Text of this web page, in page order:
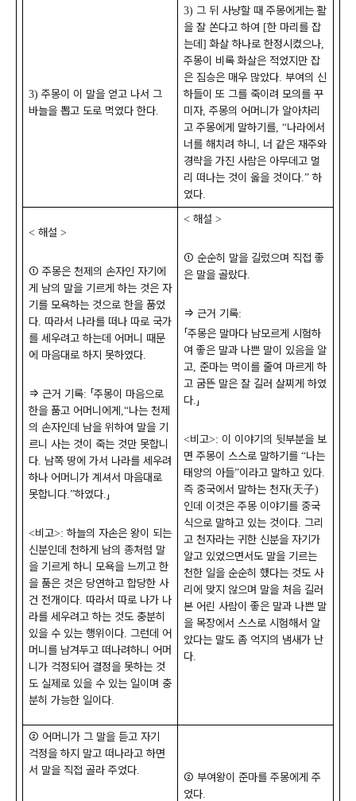
3) 주몽이 이 말을 얻고 나서 그
바늘을 뽑고 도로 먹였다 한다.
3) 그 뒤 사냥할 때 주몽에게는 활
을 잘 쏜다고 하여 [한 마리를 잡
는데 ]화살 하나로 한정시켰으나,
주몽이 비록 화살은 적었지만 잡
은 짐승은 매우 많았다. 부여의 신
하들이 또 그를 죽이려 모의를 꾸
미자, 주몽의 어머니가 알아차리
고 주몽에게 말하기를, “나라에서
너를 해치려 하니 , 너 같은 재주와
경략을 가진 사람은 아무데고 멀
리 떠나는 것이 옳을 것이다.”하
였다.
< 해설 >
① 주몽은 천제의 손자인 자기에
게 남의 말을 기르게 하는 것은 자
기를 모욕하는 것으로 한을 품었
다. 따라서 나라를 떠나 따로 국가
를 세우려고 하는데 어머니 때문
에 마음대로 하지 못하였다.
⇒ 근거 기록: 「주몽이 마음으로
한을 품고 어머니에게 ,“나는 천제
의 손자인데 남을 위하여 말을 기
르니 사는 것이 죽는 것만 못합니
다. 남쪽 땅에 가서 나라를 세우려
하나 어머니가 계셔서 마음대로
못합니다.”하였다. 」
<비고>:하늘의 자손은 왕이 되는
신분인데 천하게 남의 종처럼 말
을 기르게 하니 모욕을 느끼고 한
을 품은 것은 당연하고 합당한 사
건 전개이다. 따라서 따로 나가 나
라를 세우려고 하는 것도 충분히
있을 수 있는 행위이다. 그런데 어
머니를 남겨두고 떠나려하니 어머
니가 걱정되어 결정을 못하는 것
도 실제로 있을 수 있는 일이며 충
분히 가능한 일이다.
< 해설 >
① 순순히 말을 길렀으며 직접 좋
은 말을 골랐다.
⇒ 근거 기록:
「주몽은 말마다 남모르게 시험하
여 좋은 말과 나쁜 말이 있음을 알
고, 준마는 먹이를 줄여 마르게 하
고 굼뜬 말은 잘 길러 살찌게 하였
다. 」
<비고>: 이 이야기의 뒷부분을 보
면 주몽이 스스로 말하기를 “나는
태양의 아들”이라고 말하고 있다.
즉 중국에서 말하는 천자(天子)
인데 이것은 주몽 이야기를 중국
식으로 말하고 있는 것이다. 그리
고 천자라는 귀한 신분을 자기가
알고 있었으면서도 말을 기르는
천한 일을 순순히 했다는 것도 사
리에 맞지 않으며 말을 처음 길러
본 어린 사람이 좋은 말과 나쁜 말
을 목장에서 스스로 시험해서 알
았다는 말도 좀 억지의 냄새가 난
다.
② 어머니가 그 말을 듣고 자기
걱정을 하지 말고 떠나라고 하면
서 말을 직접 골라 주었다.
② 부여왕이 준마를 주몽에게 주
었다.